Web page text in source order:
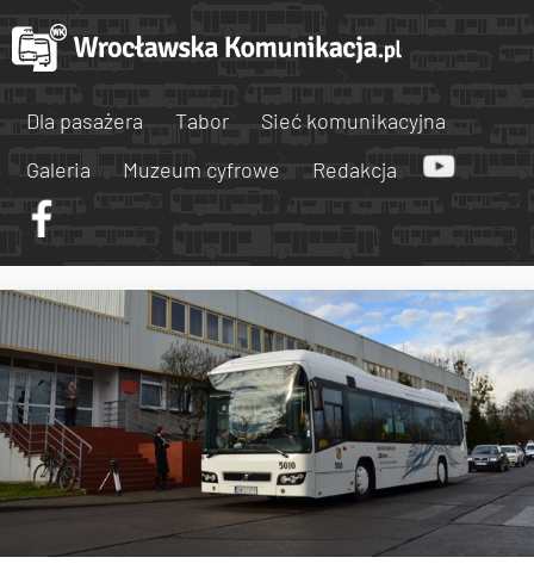
Dla pasażera Tabor
Sieć komunikacyjna
Galeria
Muzeum cyfrowe Redakcja